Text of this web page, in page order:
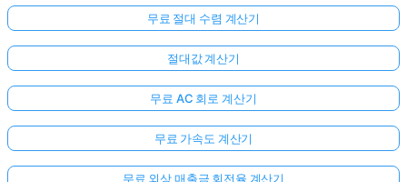
무료 절대 수렴 계산기
절대값 계산기
무료 AC 회로 계산기
무료 가속도 계산기
무료 외상 매출금 회전율 계산기